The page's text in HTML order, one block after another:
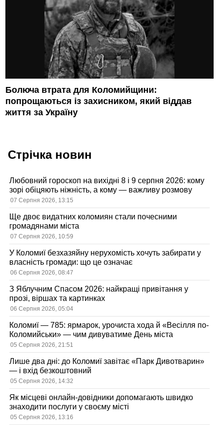
Болюча втрата для Коломийщини:
попрощаються із захисником, який віддав
життя за Україну
Стрічка новин
Любовний гороскоп на вихідні 8 і 9 серпня 2026: кому
зорі обіцяють ніжність, а кому — важливу розмову
07 Серпня 2026, 13:15
Ще двоє видатних коломиян стали почесними
громадянами міста
07 Серпня 2026, 10:59
У Коломиї безхазяйну нерухомість хочуть забирати у
власність громади: що це означає
06 Серпня 2026, 08:47
З Яблучним Спасом 2026: найкращі привітання у
прозі, віршах та картинках
06 Серпня 2026, 05:04
Коломиї — 785: ярмарок, урочиста хода й «Весілля по-
Коломийськи» — чим дивуватиме День міста
05 Серпня 2026, 21:51
Лише два дні: до Коломиї завітає «Парк Дивотварин»
— і вхід безкоштовний
05 Серпня 2026, 14:32
Як місцеві онлайн-довідники допомагають швидко
знаходити послуги у своєму місті
05 Серпня 2026, 13:16